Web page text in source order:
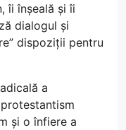
îi înșeală și îi
dialogul și
dispoziții pentru
a
și o înfiere a